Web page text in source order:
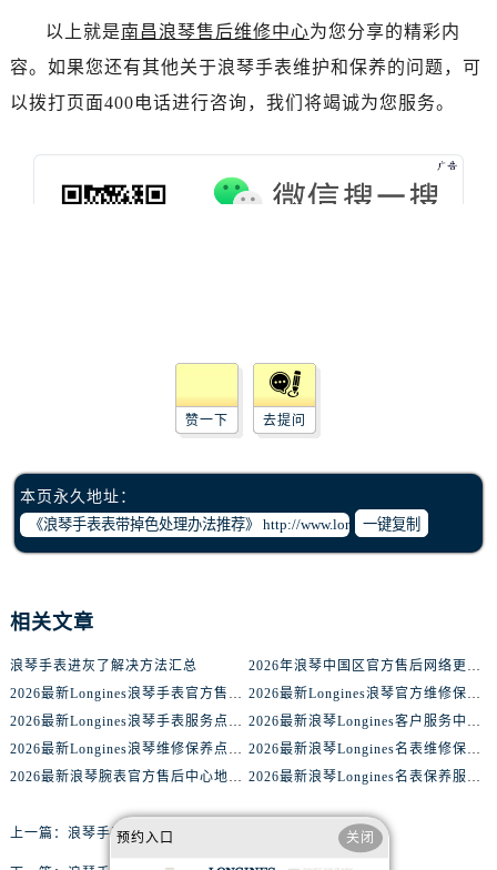
以上就是南昌浪琴售后维修中心为您分享的精彩内
容。如果您还有其他关于浪琴手表维护和保养的问题，可
以拨打页面400电话进行咨询，我们将竭诚为您服务。
赞一下 去提问
本页永久地址：
一键复制
相关文章
浪琴手表进灰了解决方法汇总
上一篇： 浪琴手表机芯受损怎么处理
预约入口 关闭